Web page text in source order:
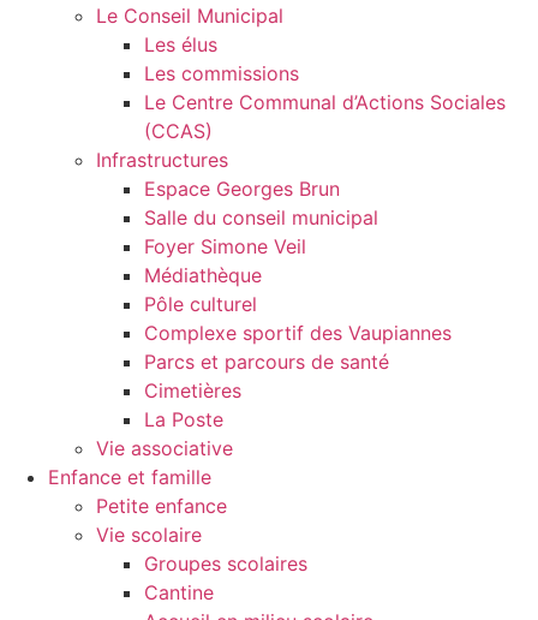
Le Conseil Municipal
Les élus
Les commissions
Le Centre Communal d’Actions Sociales
(CCAS)
Infrastructures
Espace Georges Brun
Salle du conseil municipal
Foyer Simone Veil
Médiathèque
Pôle culturel
Complexe sportif des Vaupiannes
Parcs et parcours de santé
Cimetières
La Poste
Vie associative
Enfance et famille
Petite enfance
Vie scolaire
Groupes scolaires
Cantine